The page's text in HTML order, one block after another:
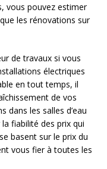
vous pouvez estimer
les rénovations sur
de travaux si vous
électriques
en tout temps, il
de vos
dans les salles d’eau
fiabilité des prix qui
basent sur le prix du
vous fier à toutes les